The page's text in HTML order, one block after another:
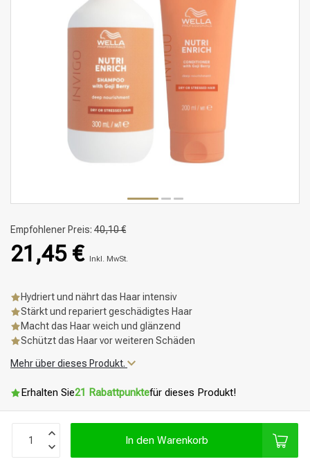
Empfohlener Preis: 40,10 €
21,45 € Inkl. MwSt.
Hydriert und nährt das Haar intensiv
Stärkt und repariert geschädigtes Haar
Macht das Haar weich und glänzend
Schützt das Haar vor weiteren Schäden
Mehr über dieses Produkt.
Erhalten Sie21 Rabattpunktefür dieses Produkt!
In den Warenkorb